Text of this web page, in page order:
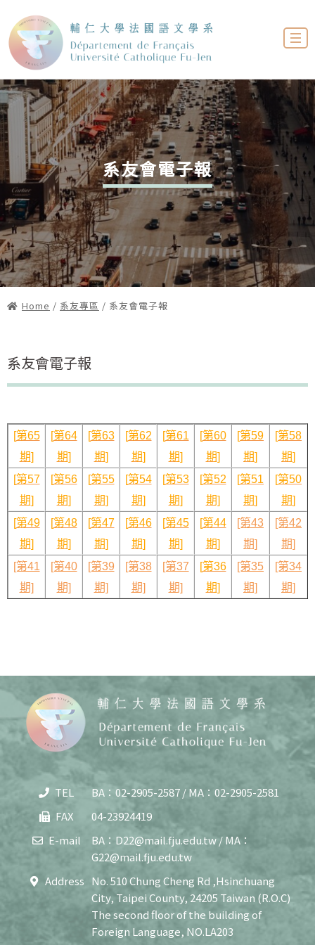
and
系友會電子報
Home / 系友專區 / 系友會電子報
系友會電子報
[第65
期]
[第64
期]
[第63
期]
[第62
期]
[第61
期]
[第60
期]
[第59
期]
[第58
期]
[第57
期]
[第56
期]
[第55
期]
[第54
期]
[第53
期]
[第52
期]
[第51
期]
[第50
期]
[第49
期]
[第48
期]
[第47
期]
[第46
期]
[第45
期]
[第44
期]
[第43
期]
[第42
期]
[第41
期]
[第40
期]
[第39
期]
[第38
期]
[第37
期]
[第36
期]
[第35
期]
[第34
期]
TEL
BA：02-2905-2587 / MA：02-2905-2581
FAX
04-23924419
E-mail
BA：D22@mail.fju.edu.tw / MA：
G22@mail.fju.edu.tw
Address No. 510 Chung Cheng Rd ,Hsinchuang
City, Taipei County, 24205 Taiwan (R.O.C)
The second floor of the building of
Foreign Language, NO.LA203